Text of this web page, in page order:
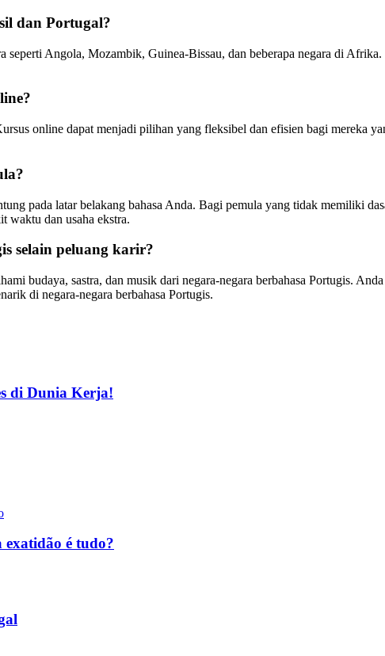
dan Portugal?
seperti Angola, Mozambik, Guinea-Bissau, dan beberapa negara di
online dapat menjadi pilihan yang fleksibel dan efisien bagi mereka
pada latar belakang bahasa Anda. Bagi pemula yang tidak memiliki
waktu dan usaha ekstra.
selain peluang karir?
budaya, sastra, dan musik dari negara-negara berbahasa Portugis.
di negara-negara berbahasa Portugis.
di Dunia Kerja!
é tudo?